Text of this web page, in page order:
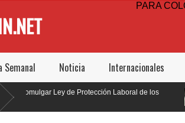
PARA
Semanal Noticia Internacionales
Laboral de los
Encuesta del